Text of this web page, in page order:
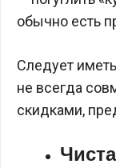
обычно есть
Следует
не всегда
скидками,